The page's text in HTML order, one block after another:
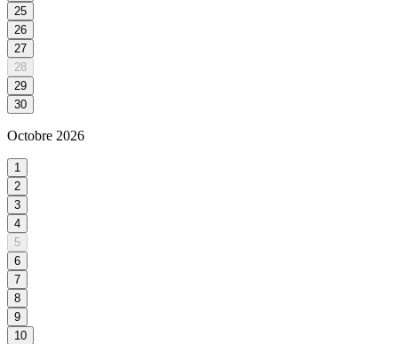
25
26
27
28
29
30
Octobre 2026
1
2
3
4
5
6
7
8
9
10